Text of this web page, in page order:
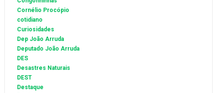
Cornélio Procópio
cotidiano
Curiosidades
Dep João Arruda
Deputado João Arruda
DES
Desastres Naturais
DEST
Destaque